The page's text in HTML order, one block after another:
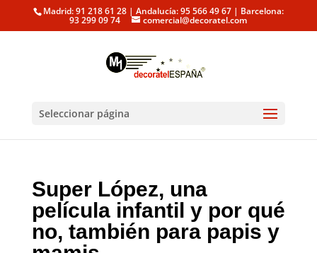
Madrid: 91 218 61 28 | Andalucía: 95 566 49 67 | Barcelona:
93 299 09 74 comercial@decoratel.com
Seleccionar página
Super López, una
película infantil y por qué
no, también para papis y